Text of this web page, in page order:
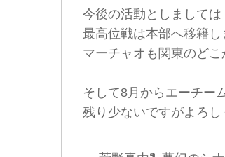
今後の活動としましては
最高位戦は本部へ移籍し
マーチャオも関東のどこ
そして8月からエーチー
残り少ないですがよろし